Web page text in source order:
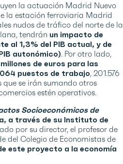
la actuación Madrid Nuevo
la estación ferroviaria Madrid
nudos de tráfico del norte de la
tendrán un impacto de
al 1,3% del PIB actual, y de
autonómico). Por otro lado,
de euros para las
puestos de trabajo, 201.576
que se irán sumando otros
estén operativos.
Socioeconómicos de
a través de su Instituto de
por su director, el profesor de
del Colegio de Economistas de
este proyecto a la economía